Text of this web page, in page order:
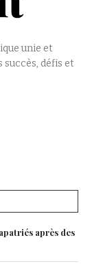
unie et
défis et
après des